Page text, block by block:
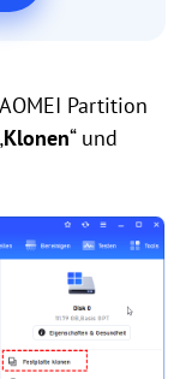
Partition
Klonen“ und